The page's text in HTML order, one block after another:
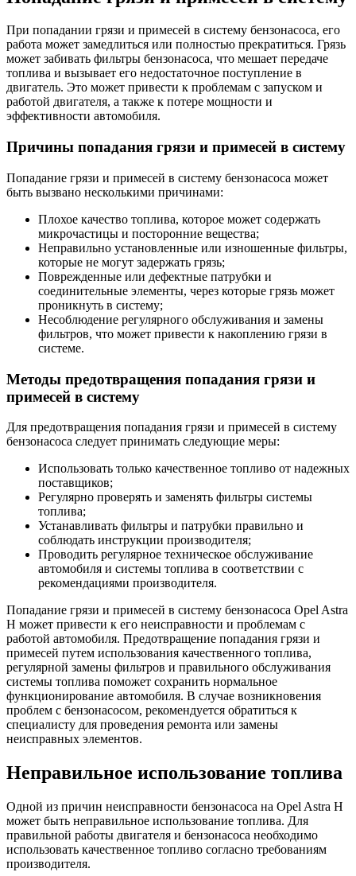
При попадании грязи и примесей в систему бензонасоса, его
работа может замедлиться или полностью прекратиться. Грязь
может забивать фильтры бензонасоса, что мешает передаче
топлива и вызывает его недостаточное поступление в
двигатель. Это может привести к проблемам с запуском и
работой двигателя, а также к потере мощности и
эффективности автомобиля.
Причины попадания грязи и примесей в систему
Попадание грязи и примесей в систему бензонасоса может
быть вызвано несколькими причинами:
Плохое качество топлива, которое может содержать
микрочастицы и посторонние вещества;
Неправильно установленные или изношенные фильтры,
которые не могут задержать грязь;
Поврежденные или дефектные патрубки и
соединительные элементы, через которые грязь может
проникнуть в систему;
Несоблюдение регулярного обслуживания и замены
фильтров, что может привести к накоплению грязи в
системе.
Методы предотвращения попадания грязи и
примесей в систему
Для предотвращения попадания грязи и примесей в систему
бензонасоса следует принимать следующие меры:
Использовать только качественное топливо от надежных
поставщиков;
Регулярно проверять и заменять фильтры системы
топлива;
Устанавливать фильтры и патрубки правильно и
соблюдать инструкции производителя;
Проводить регулярное техническое обслуживание
автомобиля и системы топлива в соответствии с
рекомендациями производителя.
Попадание грязи и примесей в систему бензонасоса Opel Astra
H может привести к его неисправности и проблемам с
работой автомобиля. Предотвращение попадания грязи и
примесей путем использования качественного топлива,
регулярной замены фильтров и правильного обслуживания
системы топлива поможет сохранить нормальное
функционирование автомобиля. В случае возникновения
проблем с бензонасосом, рекомендуется обратиться к
специалисту для проведения ремонта или замены
неисправных элементов.
Неправильное использование топлива
Одной из причин неисправности бензонасоса на Opel Astra H
может быть неправильное использование топлива. Для
правильной работы двигателя и бензонасоса необходимо
использовать качественное топливо согласно требованиям
производителя.